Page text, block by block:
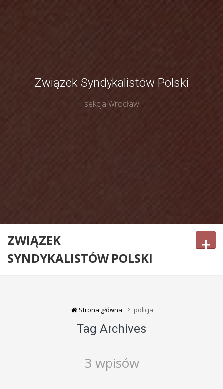
Związek Syndykalistów Polski
sekcja Wrocław
ZWIĄZEK
SYNDYKALISTÓW POLSKI
+
Strona główna policja
Tag Archives
3 wpisów